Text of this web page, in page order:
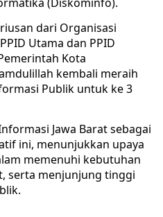
(Diskominfo).
dari Organisasi
Utama dan PPID
Kota
kembali meraih
Publik untuk ke 3
Jawa Barat sebagai
ini, menunjukkan upaya
memenuhi kebutuhan
serta menjunjung tinggi